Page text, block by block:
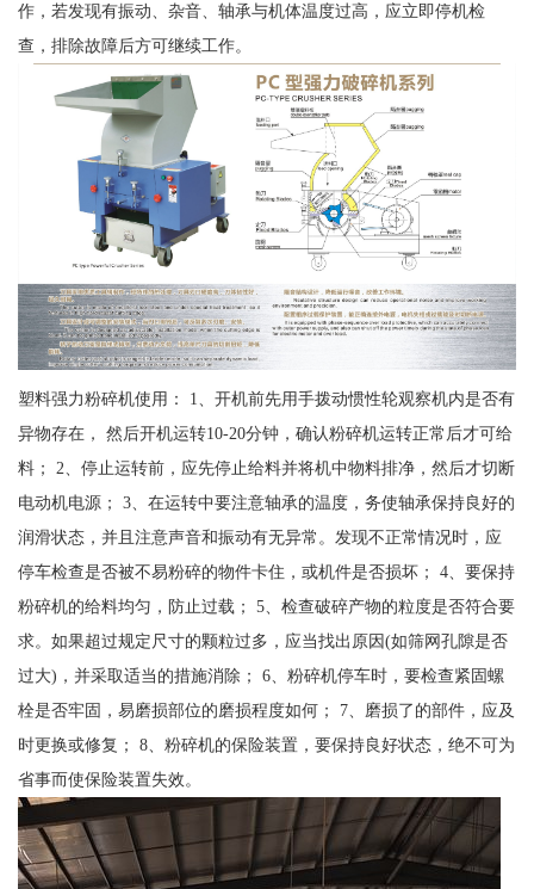
作，若发现有振动、杂音、轴承与机体温度过高，应立即停机检
查，排除故障后方可继续工作。
塑料强力粉碎机使用： 1、开机前先用手拨动惯性轮观察机内是否有
异物存在， 然后开机运转10-20分钟，确认粉碎机运转正常后才可给
料； 2、停止运转前，应先停止给料并将机中物料排净，然后才切断
电动机电源； 3、在运转中要注意轴承的温度，务使轴承保持良好的
润滑状态，并且注意声音和振动有无异常。发现不正常情况时，应
停车检查是否被不易粉碎的物件卡住，或机件是否损坏； 4、要保持
粉碎机的给料均匀，防止过载； 5、检查破碎产物的粒度是否符合要
求。如果超过规定尺寸的颗粒过多，应当找出原因(如筛网孔隙是否
过大)，并采取适当的措施消除； 6、粉碎机停车时，要检查紧固螺
栓是否牢固，易磨损部位的磨损程度如何； 7、磨损了的部件，应及
时更换或修复； 8、粉碎机的保险装置，要保持良好状态，绝不可为
省事而使保险装置失效。